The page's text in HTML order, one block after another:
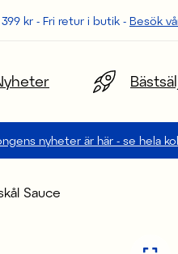
kr - Fri retur i butik - Besök
nyheter är här - se hela
Sauce